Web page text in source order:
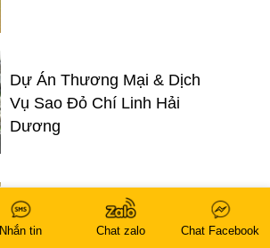
Dự Án Thương Mại & Dịch
Vụ Sao Đỏ Chí Linh Hải
Dương
Sarah Beauty Spa
Nhắn tin Chat zalo Chat Facebook